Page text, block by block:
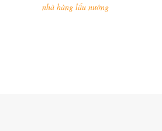
nhà hàng lẩu nướng